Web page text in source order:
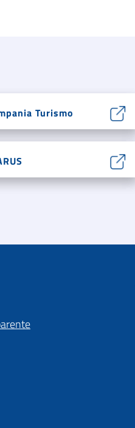
Turismo